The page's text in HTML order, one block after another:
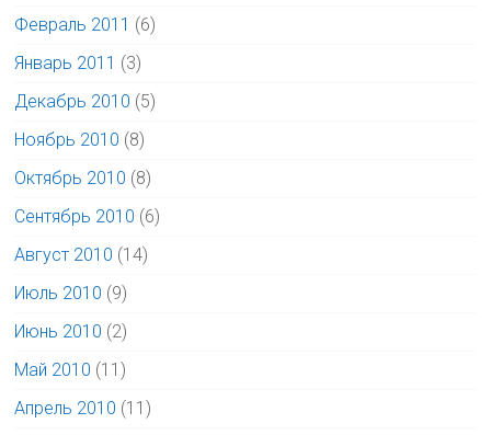
Февраль 2011 (6)
Январь 2011 (3)
Декабрь 2010 (5)
Ноябрь 2010 (8)
Октябрь 2010 (8)
Сентябрь 2010 (6)
Август 2010 (14)
Июль 2010 (9)
Июнь 2010 (2)
Май 2010 (11)
Апрель 2010 (11)